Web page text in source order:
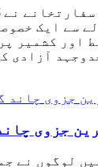
سے ایک
اور کشمیر
آزادی